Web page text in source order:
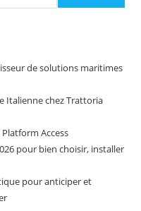
de solutions maritimes
Italienne chez Trattoria
Access
pour bien choisir, installer
pour anticiper et